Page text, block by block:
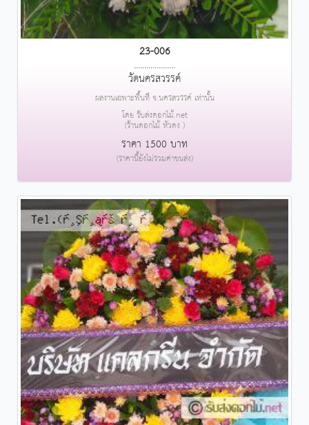
23-006
....................
วัดนครสวรรค์
ผลงานเฉพาะพื้นที่ จ.นครสวรรค์ เท่านั้น
โดย รับส่งดอกไม้.net
(ร้านดอกไม้ หัวดง )
ราคา 1500 บาท
(ราคานี้ยังไม่รวมค่าขนส่ง)